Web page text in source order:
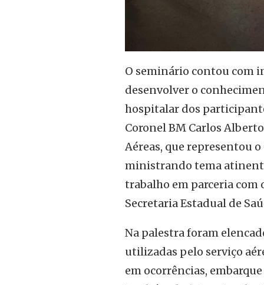
O seminário contou com
desenvolver o
hospitalar dos
Coronel BM Carlos
Aéreas, que representou
ministrando tema
trabalho em parceria com
Secretaria Estadual de
Na palestra foram
utilizadas pelo serviço
em ocorrências,